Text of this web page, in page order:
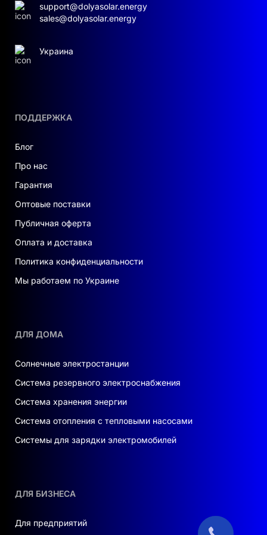
оборудованием: насосы, серверы, охрана,
медицина, котлы и т.д.
Интеллектуальные функции и мониторинг
Встроенный Wi-Fi, RS485 и облачная
гибридный
приоритет солнечной энергии
приоритет батареи
Инвертор устойчив к пыли, влаге и может
на улице.
бизнес-центров, магазинов, офисов
резервного питания
модернизации старых инверторов
ПОДДЕРЖКА
Блог
Про нас
Гарантия
Оптовые поставки
Публичная оферта
Оплата и доставка
Политика конфиденциальности
Мы работаем по Украине
ДЛЯ ДОМА
Солнечные электростанции
Система резервного электроснабжения
Система хранения энергии
Система отопления с тепловыми насосами
Системы для зарядки электромобилей
ДЛЯ БИЗНЕСА
Для предприятий
support@dolyasolar.energy
sales@dolyasolar.energy
Украина